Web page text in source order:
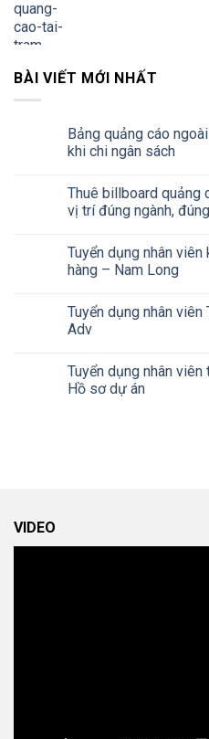
BÀI VIẾT MỚI NHẤT
Bảng quảng cáo
khi chi ngân sách
Thuê billboard quảng
vị trí đúng ngành,
Tuyển dụng nhân
hàng – Nam Long
Tuyển dụng nhân
Adv
Tuyển dụng nhân
Hồ sơ dự án
VIDEO